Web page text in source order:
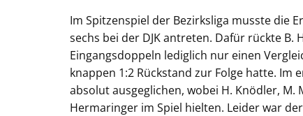
Im Spitzenspiel der Bezirksliga musste die
sechs bei der DJK antreten. Dafür rückte B.
Eingangsdoppeln lediglich nur einen
knappen 1:2 Rückstand zur Folge hatte.
absolut ausgeglichen, wobei H. Knödler, M.
Hermaringer im Spiel hielten. Leider war